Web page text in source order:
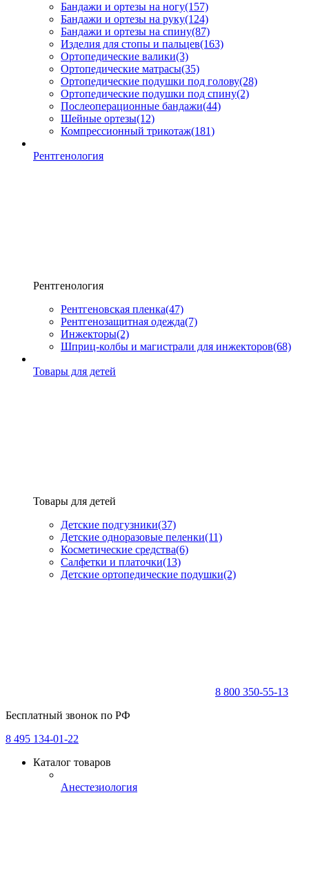
Бандажи и ортезы на ногу(157)
Бандажи и ортезы на руку(124)
Бандажи и ортезы на спину(87)
Изделия для стопы и пальцев(163)
Ортопедические валики(3)
Ортопедические матрасы(35)
Ортопедические подушки под голову(28)
Ортопедические подушки под спину(2)
Послеоперационные бандажи(44)
Шейные ортезы(12)
Компрессионный трикотаж(181)
Рентгенология
Рентгенология
Рентгеновская пленка(47)
Рентгенозащитная одежда(7)
Инжекторы(2)
Шприц-колбы и магистрали для инжекторов(68)
Товары для детей
Товары для детей
Детские подгузники(37)
Детские одноразовые пеленки(11)
Косметические средства(6)
Салфетки и платочки(13)
Детские ортопедические подушки(2)
8 800 350-55-13
Бесплатный звонок по РФ
8 495 134-01-22
Каталог товаров
Анестезиология